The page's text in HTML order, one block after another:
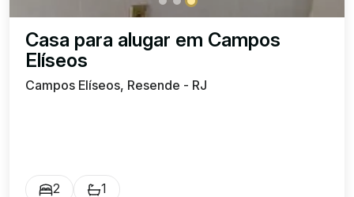
Casa para alugar em Campos
Elíseos
Campos Elíseos, Resende - RJ
2 1